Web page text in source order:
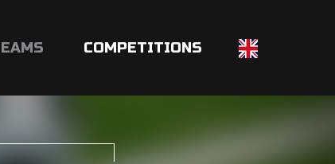
COMPETITIONS